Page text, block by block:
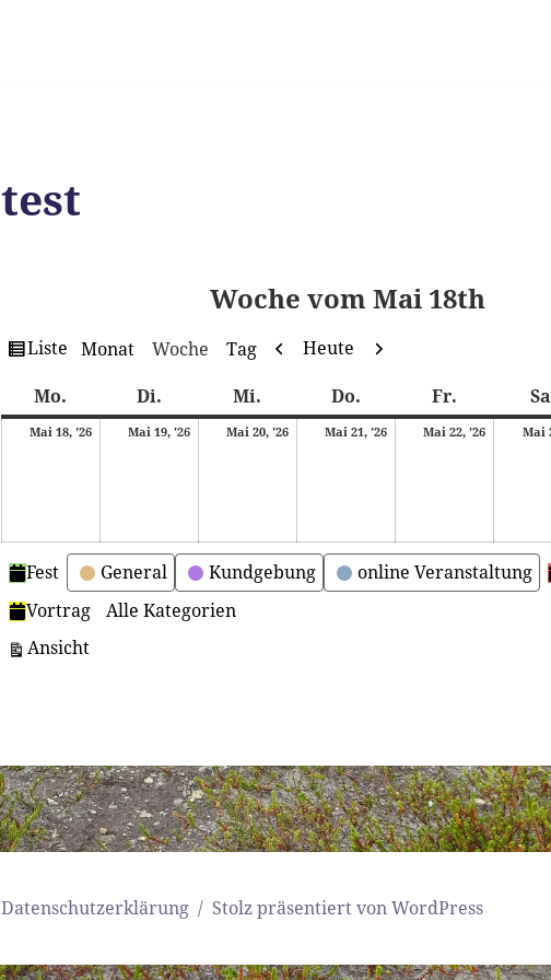
test
Woche vom Mai 18th
Ansicht
Liste Monat Woche Tag Zurück
Heute Weiter
Mo. Di.DienstagMi. MittwochDo.Donnerstag
Fr.Freitag
Mai 18, '2618.
Mai 19, '2619.
Mai 20, '2620.
Mai 21, '2621.
Mai 22, '2622.
Mai
Kategorien
Fest General Kundgebung online Veranstaltung
Vortrag
Alle Kategorien
Ansichtausdrucken
Datenschutzerklärung Stolz präsentiert von WordPress